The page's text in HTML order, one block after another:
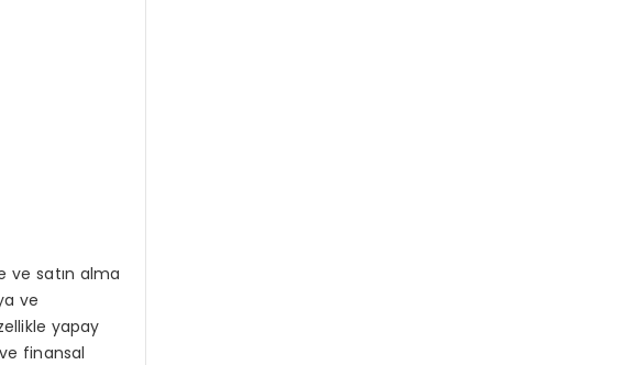
ve satın alma
ve
yapay
finansal